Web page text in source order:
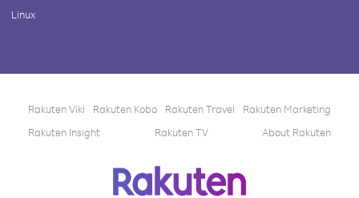
Linux
Rakuten Viki Rakuten Kobo Rakuten Travel
Rakuten Marketing
Rakuten Insight
Rakuten TV About Rakuten